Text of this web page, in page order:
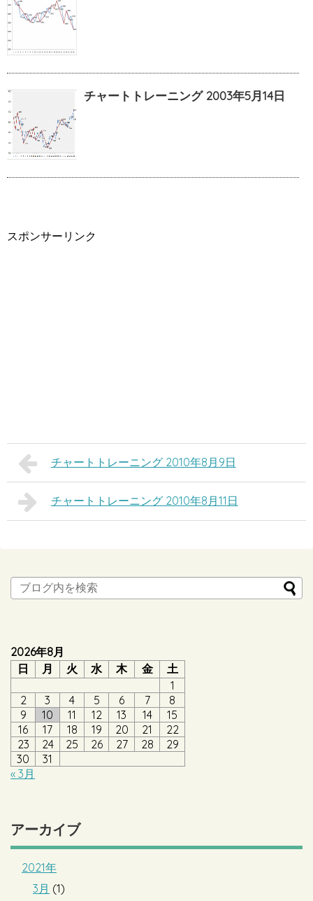
チャートトレーニング 2003年5月14日
スポンサーリンク
チャートトレーニング 2010年8月9日
チャートトレーニング 2010年8月11日
2026年8月
日
月 火 水 木 金
土
1
2
3 4 5 6 7
8
9
10 11 12 13 14
15
16
17 18 19 20 21
22
23
24 25 26 27 28
29
30
31
« 3月
アーカイブ
2021年
3月 (1)